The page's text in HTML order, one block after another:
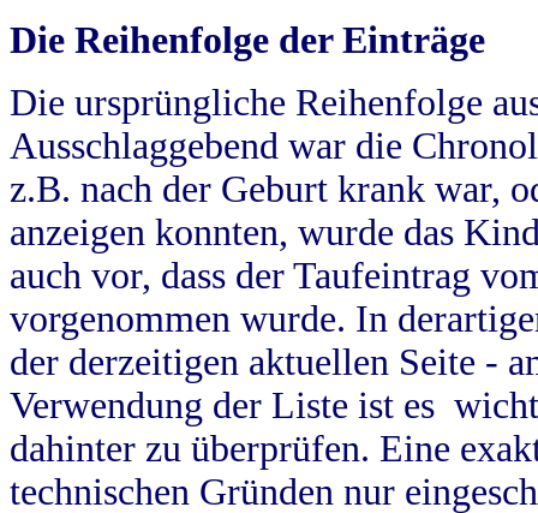
Die Reihenfolge der Einträge
Die ursprüngliche Reihenfolge
Ausschlaggebend war die
z.B. nach der Geburt krank war,
anzeigen konnten, wurde das
auch vor, dass der Taufeintrag
vorgenommen wurde. In
der derzeitigen aktuellen Seite -
Verwendung der Liste ist es
dahinter zu überprüfen. Eine
technischen Gründen nur